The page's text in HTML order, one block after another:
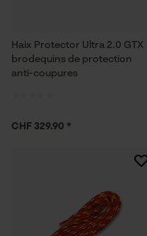
Haix Protector Ultra 2.0 GTX
brodequins de protection
anti-coupures
CHF 329.90 *